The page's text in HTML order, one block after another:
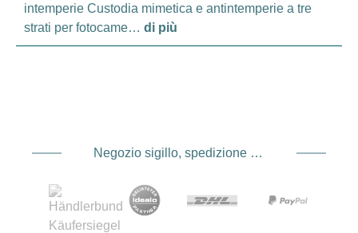
intemperie Custodia mimetica e antintemperie a tre
strati per fotocame… di più
Negozio sigillo, spedizione e spedizione Fornitore di servizi di pagamento